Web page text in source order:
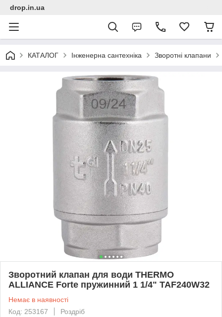
drop.in.ua
КАТАЛОГ Інженерна сантехніка Зворотні клапани
Зворотний клапан для води THERMO
ALLIANCE Forte пружинний 1 1/4" TAF240W32
Немає в наявності
Код: 253167
Роздріб